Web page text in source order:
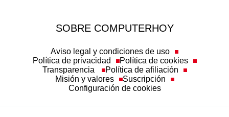
SOBRE COMPUTERHOY
Aviso legal y condiciones de uso
Política de privacidad
Política de cookies
Transparencia
Política de afiliación
Misión y valores
Suscripción
Configuración de cookies